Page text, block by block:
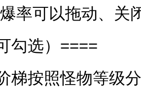
率可以拖动、关
勾选）====
梯按照怪物等级